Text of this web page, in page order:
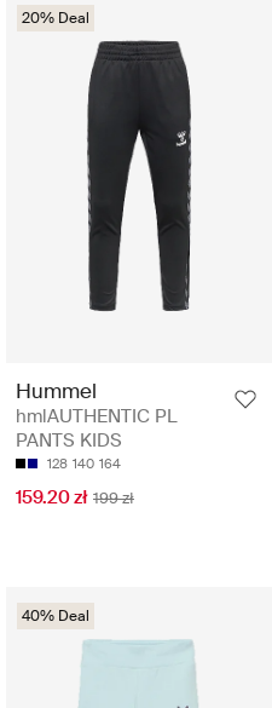
20% Deal
Hummel
hmlAUTHENTIC PL
PANTS KIDS
128 140 164
159.20 zł 199 zł
40% Deal